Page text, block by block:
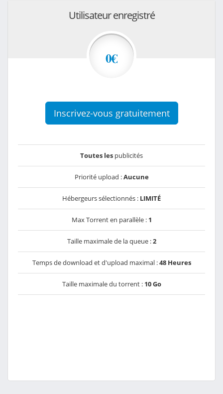
Utilisateur enregistré
0€
Inscrivez-vous gratuitement
Toutes les publicités
Priorité upload :Aucune
Hébergeurs sélectionnés : LIMITÉ
Max Torrent en parallèle : 1
Taille maximale de la queue :2
Temps de download et d'upload maximal :48 Heures
Taille maximale du torrent : 10 Go